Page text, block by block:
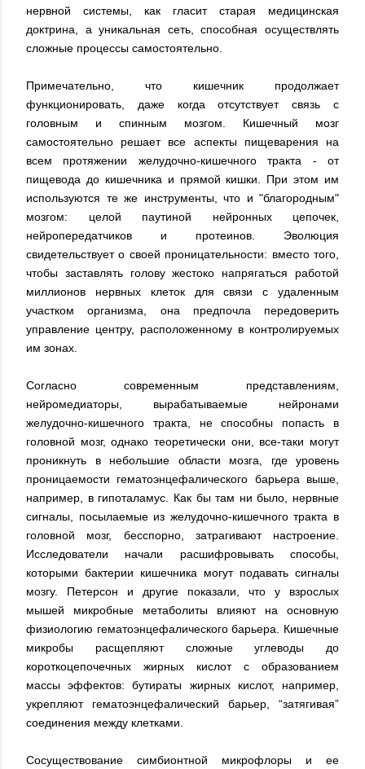
нервной системы, как гласит старая медицинская
доктрина, а уникальная сеть, способная осуществлять
сложные процессы самостоятельно.
Примечательно, что кишечник продолжает
функционировать, даже когда отсутствует связь с
головным и спинным мозгом. Кишечный мозг
самостоятельно решает все аспекты пищеварения на
всем протяжении желудочно-кишечного тракта - от
пищевода до кишечника и прямой кишки. При этом им
используются те же инструменты, что и "благородным"
мозгом: целой паутиной нейронных цепочек,
нейропередатчиков и протеинов. Эволюция
свидетельствует о своей проницательности: вместо того,
чтобы заставлять голову жестоко напрягаться работой
миллионов нервных клеток для связи с удаленным
участком организма, она предпочла передоверить
управление центру, расположенному в контролируемых
им зонах.
Согласно современным представлениям,
нейромедиаторы, вырабатываемые нейронами
желудочно-кишечного тракта, не способны попасть в
головной мозг, однако теоретически они, все-таки могут
проникнуть в небольшие области мозга, где уровень
проницаемости гематоэнцефалического барьера выше,
например, в гипоталамус. Как бы там ни было, нервные
сигналы, посылаемые из желудочно-кишечного тракта в
головной мозг, бесспорно, затрагивают настроение.
Исследователи начали расшифровывать способы,
которыми бактерии кишечника могут подавать сигналы
мозгу. Петерсон и другие показали, что у взрослых
мышей микробные метаболиты влияют на основную
физиологию гематоэнцефалического барьера. Кишечные
микробы расщепляют сложные углеводы до
короткоцепочечных жирных кислот с образованием
массы эффектов: бутираты жирных кислот, например,
укрепляют гематоэнцефалический барьер, “затягивая”
соединения между клетками.
Сосуществование симбионтной микрофлоры и ее